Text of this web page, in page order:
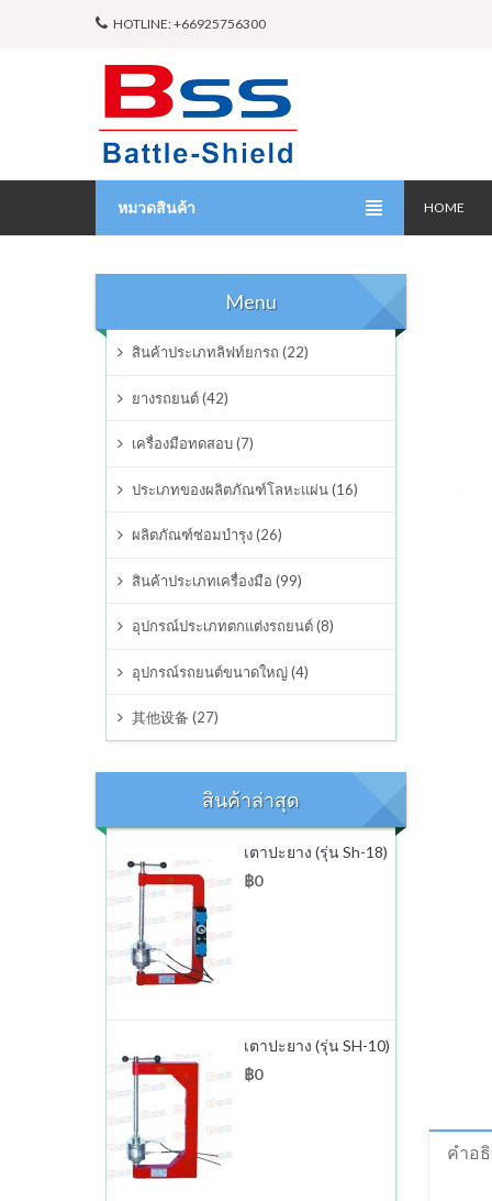
HOTLINE: +66925756300
HOME
หมวดสินค้า
อุปกรณ์ต่างๆ
อุปกรณ์ประเภทตกแต่งรถยนต์
อุปกรณ์รถยนต์ขนาดใหญ่
Menu
สินค้าประเภทลิฟท์ยกรถ (22)
ยางรถยนต์ (42)
เครื่องมือทดสอบ (7)
ประเภทของผลิตภัณฑ์โลหะแผ่น (16)
ผลิตภัณฑ์ซ่อมบำรุง (26)
สินค้าประเภทเครื่องมือ (99)
อุปกรณ์ประเภทตกแต่งรถยนต์ (8)
อุปกรณ์รถยนต์ขนาดใหญ่ (4)
其他设备 (27)
สินค้าล่าสุด
เตาปะยาง (รุ่น Sh-18)
฿0
เตาปะยาง (รุ่น SH-10)
฿0
คำอ